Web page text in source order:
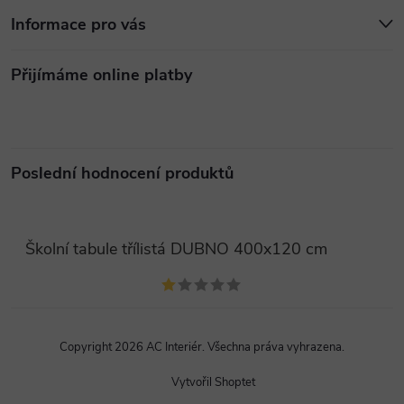
Informace pro vás
Přijímáme online platby
Poslední hodnocení produktů
Školní tabule třílistá DUBNO 400x120 cm
Vytvořil Shoptet
Copyright 2026 AC Interiér. Všechna práva vyhrazena.